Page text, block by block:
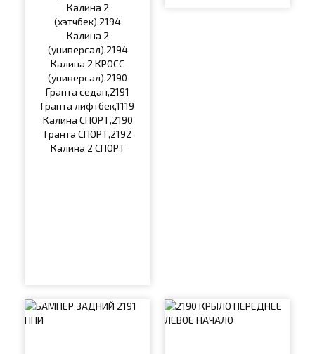
Калина 2
(хэтчбек),2194
Калина 2
(универсал),2194
Калина 2 КРОСС
(универсал),2190
Гранта седан,2191
Гранта лифтбек,1119
Калина СПОРТ,2190
Гранта СПОРТ,2192
Калина 2 СПОРТ